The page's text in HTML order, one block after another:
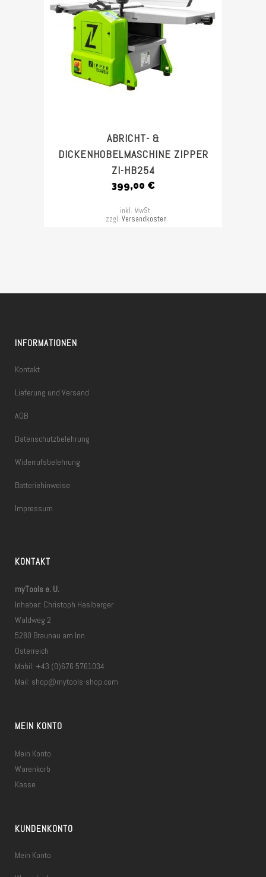
ABRICHT- &
DICKENHOBELMASCHINE ZIPPER
ZI-HB254
399,00 €
inkl. MwSt.
zzgl. Versandkosten
INFORMATIONEN
Kontakt
Lieferung und Versand
AGB
Datenschutzbelehrung
Widerrufsbelehrung
Batteriehinweise
Impressum
KONTAKT
myTools e. U.
Inhaber: Christoph Haslberger
Waldweg 2
5280 Braunau am Inn
Österreich
Mobil: +43 (0)676 5761034
Mail: shop@mytools-shop.com
MEIN KONTO
Mein Konto
Warenkorb
Kasse
KUNDENKONTO
Mein Konto